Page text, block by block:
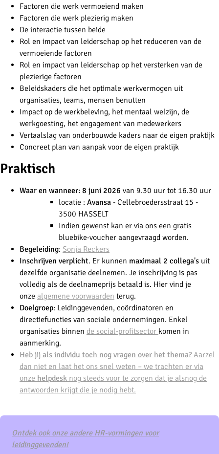
Factoren die werk vermoeiend maken
Factoren die werk plezierig maken
De interactie tussen beide
Rol en impact van leiderschap op het reduceren van de
vermoeiende factoren
Rol en impact van leiderschap op het versterken van de
plezierige factoren
Beleidskaders die het optimale werkvermogen uit
organisaties, teams, mensen benutten
Impact op de werkbeleving, het mentaal welzijn, de
werkgoesting, het engagement van medewerkers
Vertaalslag van onderbouwde kaders naar de eigen praktijk
Concreet plan van aanpak voor de eigen praktijk
Praktisch
Waar en wanneer: 8 juni 2026 van 9.30 uur tot 16.30 uur
locatie : Avansa - Cellebroedersstraat 15 -
3500 HASSELT
Indien gewenst kan er via ons een gratis
bluebike-voucher aangevraagd worden.
Begeleiding: Sonja Reckers
Inschrijven verplicht. Er kunnen maximaal 2 collega's uit
dezelfde organisatie deelnemen. Je inschrijving is pas
volledig als de deelnameprijs betaald is. Hier vind je
onze algemene voorwaarden terug.
Doelgroep: Leidinggevenden, coördinatoren en
directiefuncties van sociale ondernemingen. Enkel
organisaties binnen de social-profitsector komen in
aanmerking.
Heb jij als individu toch nog vragen over het thema? Aarzel
dan niet en laat het ons snel weten – we trachten er via
onze helpdesk nog steeds voor te zorgen dat je alsnog de
antwoorden krijgt die je nodig hebt.
Ontdek ook onze andere HR-vormingen voor
leidinggevenden!